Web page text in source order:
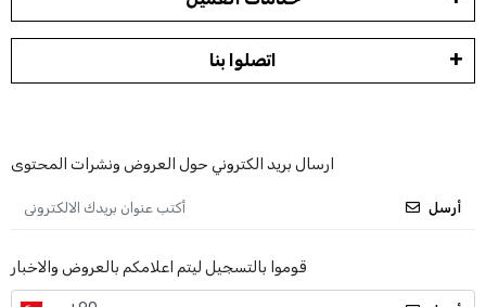
اتصلوا بنا
ارسال بريد الكتروني حول العروض ونشرات المحتوى
أرسل
قوموا بالتسجيل ليتم اعلامكم بالعروض والاخبار